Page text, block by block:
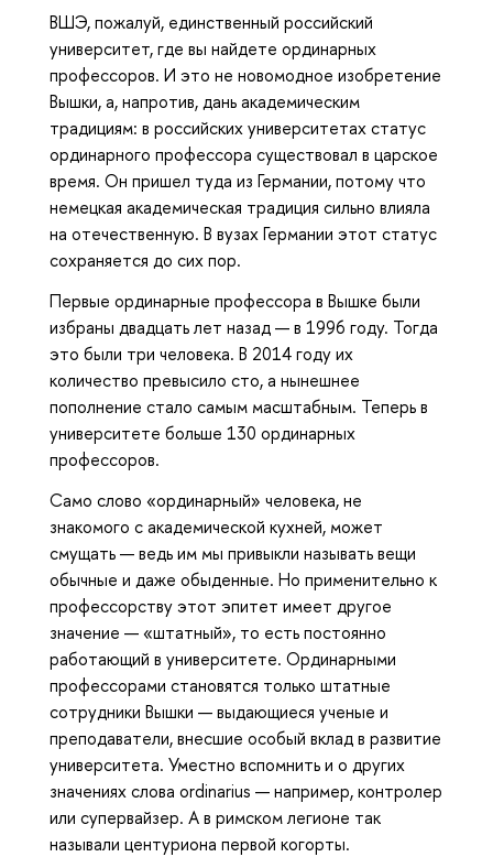
ВШЭ, пожалуй, единственный российский
университет, где вы найдете ординарных
профессоров. И это не новомодное изобретение
Вышки, а, напротив, дань академическим
традициям: в российских университетах статус
ординарного профессора существовал в царское
время. Он пришел туда из Германии, потому что
немецкая академическая традиция сильно влияла
на отечественную. В вузах Германии этот статус
сохраняется до сих пор.
Первые ординарные профессора в Вышке были
избраны двадцать лет назад — в 1996 году. Тогда
это были три человека. В 2014 году их
количество превысило сто, а нынешнее
пополнение стало самым масштабным. Теперь в
университете больше 130 ординарных
профессоров.
Само слово «ординарный» человека, не
знакомого с академической кухней, может
смущать — ведь им мы привыкли называть вещи
обычные и даже обыденные. Но применительно к
профессорству этот эпитет имеет другое
значение — «штатный», то есть постоянно
работающий в университете. Ординарными
профессорами становятся только штатные
сотрудники Вышки — выдающиеся ученые и
преподаватели, внесшие особый вклад в развитие
университета. Уместно вспомнить и о других
значениях слова ordinarius — например, контролер
или супервайзер. А в римском легионе так
называли центуриона первой когорты.